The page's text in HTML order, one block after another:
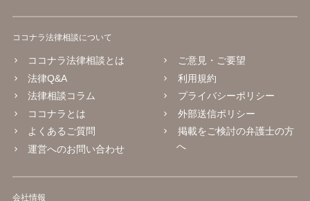
ココナラ法律相談について
ココナラ法律相談とは
法律Q&A
法律相談コラム
ココナラとは
よくあるご質問
運営へのお問い合わせ
ご意見・ご要望
利用規約
プライバシーポリシー
外部送信ポリシー
掲載をご検討の弁護士の方
へ
会社情報